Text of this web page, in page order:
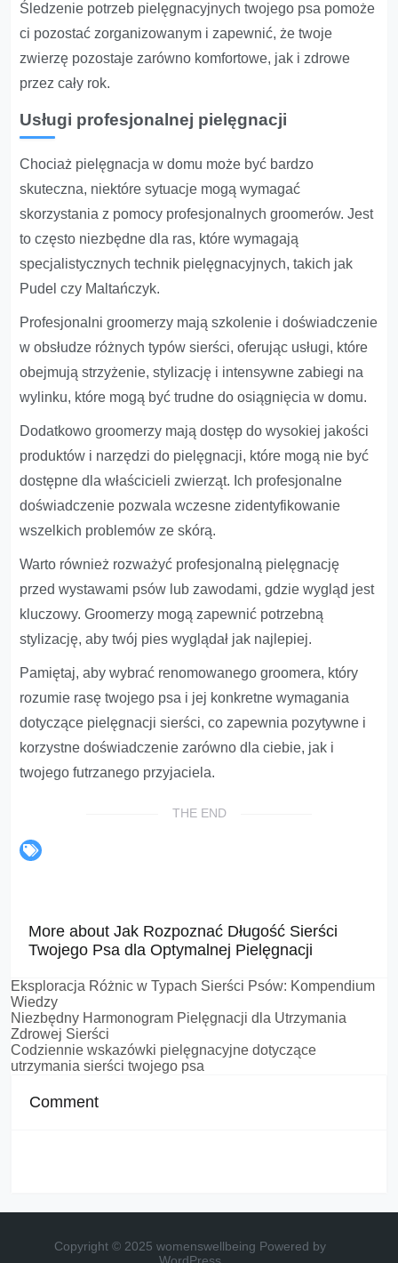
Śledzenie potrzeb pielęgnacyjnych twojego psa pomoże
ci pozostać zorganizowanym i zapewnić, że twoje
zwierzę pozostaje zarówno komfortowe, jak i zdrowe
przez cały rok.
Usługi profesjonalnej pielęgnacji
Chociaż pielęgnacja w domu może być bardzo
skuteczna, niektóre sytuacje mogą wymagać
skorzystania z pomocy profesjonalnych groomerów. Jest
to często niezbędne dla ras, które wymagają
specjalistycznych technik pielęgnacyjnych, takich jak
Pudel czy Maltańczyk.
Profesjonalni groomerzy mają szkolenie i doświadczenie
w obsłudze różnych typów sierści, oferując usługi, które
obejmują strzyżenie, stylizację i intensywne zabiegi na
wylinku, które mogą być trudne do osiągnięcia w domu.
Dodatkowo groomerzy mają dostęp do wysokiej jakości
produktów i narzędzi do pielęgnacji, które mogą nie być
dostępne dla właścicieli zwierząt. Ich profesjonalne
doświadczenie pozwala wczesne zidentyfikowanie
wszelkich problemów ze skórą.
Warto również rozważyć profesjonalną pielęgnację
przed wystawami psów lub zawodami, gdzie wygląd jest
kluczowy. Groomerzy mogą zapewnić potrzebną
stylizację, aby twój pies wyglądał jak najlepiej.
Pamiętaj, aby wybrać renomowanego groomera, który
rozumie rasę twojego psa i jej konkretne wymagania
dotyczące pielęgnacji sierści, co zapewnia pozytywne i
korzystne doświadczenie zarówno dla ciebie, jak i
twojego futrzanego przyjaciela.
THE END
More about Jak Rozpoznać Długość Sierści
Twojego Psa dla Optymalnej Pielęgnacji
Eksploracja Różnic w Typach Sierści Psów: Kompendium
Wiedzy
Niezbędny Harmonogram Pielęgnacji dla Utrzymania
Zdrowej Sierści
Codziennie wskazówki pielęgnacyjne dotyczące
utrzymania sierści twojego psa
Comment
Copyright © 2025 womenswellbeing Powered by